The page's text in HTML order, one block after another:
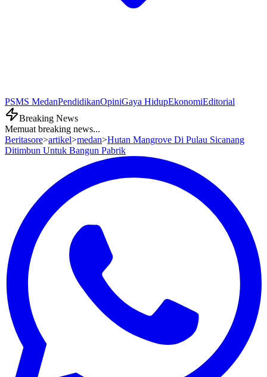
PSMS MedanPendidikanOpiniGaya HidupEkonomiEditorial
Breaking News
Memuat breaking news...
Beritasore>artikel>medan>Hutan Mangrove Di Pulau Sicanang
Ditimbun Untuk Bangun Pabrik